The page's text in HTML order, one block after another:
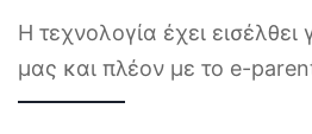
Η τεχνολογία έχει
μας και πλέον με το e-